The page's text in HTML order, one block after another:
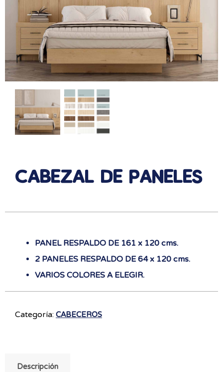
CABEZAL DE PANELES
PANEL RESPALDO DE 161 x 120 cms.
2 PANELES RESPALDO DE 64 x 120 cms.
VARIOS COLORES A ELEGIR.
Categoría: CABECEROS
Descripción